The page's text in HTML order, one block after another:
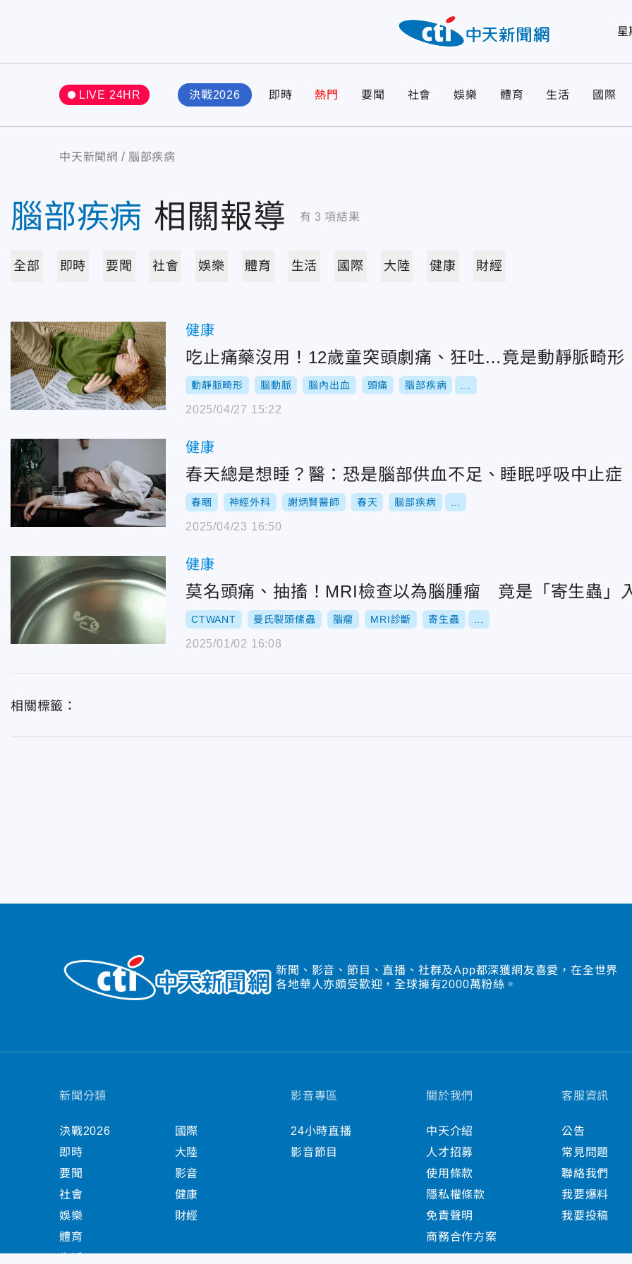
星
LIVE 24HR 決戰2026 即時 熱門 要聞 社會 娛樂 體育 生活 國際
中天新聞網 腦部疾病
腦部疾病 相關報導 有 3 項結果
全部 即時 要聞 社會 娛樂 體育 生活 國際 大陸 健康 財經
健康
吃止痛藥沒用！12歲童突頭劇痛、狂吐…竟是動靜脈畸形
動靜脈畸形 腦動脈 腦內出血 頭痛 腦部疾病
2025/04/27 15:22
健康
春天總是想睡？醫：恐是腦部供血不足、睡眠呼吸中止症
春睏 神經外科 謝炳賢醫師 春天 腦部疾病
2025/04/23 16:50
健康
莫名頭痛、抽搐！MRI檢查以為腦腫瘤 竟是「寄生蟲」
CTWANT 曼氏裂頭絛蟲 腦瘤 MRI診斷 寄生蟲
2025/01/02 16:08
相關標籤：
新聞、影音、節目、直播、社群及App都深獲網友喜愛，在全世界
各地華人亦頗受歡迎，全球擁有2000萬粉絲。
新聞分類
決戰2026
即時
要聞
社會
娛樂
體育
國際
大陸
影音
健康
財經
影音專區
24小時直播
影音節目
關於我們
中天介紹
人才招募
使用條款
隱私權條款
免責聲明
商務合作方案
客服資訊
公告
常見問題
聯絡我們
我要爆料
我要投稿